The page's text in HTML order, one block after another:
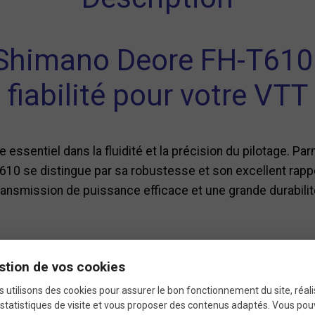
Deore FH-
fiabilité pour votre VTT
essentiel dans la fluidité et la précision du pilotage.
se distingue par sa robustesse et son excellent
de puissance efficace et une grande
conçu pour la
de vos cookies
utilisons des cookies pour assurer le bon fonctionnement du site,
de visite et vous proposer des contenus adaptés. Vous